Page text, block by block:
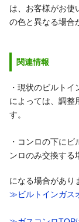
は、お客様がお使
の色と異なる場合
関連情報
・現状のビルト
によっては、調整
す。
・コンロの下に
ンロのみ交換する
になる場合があり
≫ビルトインガス